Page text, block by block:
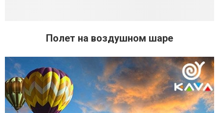
Полет на воздушном шаре